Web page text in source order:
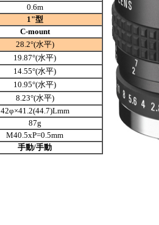
0.6m
1"型
C-mount
28.2°(水平)
19.87°(水平)
14.55°(水平)
10.95°(水平)
8.23°(水平)
42φ×41.2(44.7)Lmm
87g
M40.5xP=0.5mm
手動/手動